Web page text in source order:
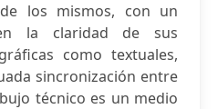
los mismos, con un
la claridad de sus
como textuales,
sincronización entre
técnico es un medio